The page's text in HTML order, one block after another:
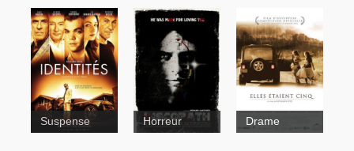
Suspense Discopathe
Horreur Drame